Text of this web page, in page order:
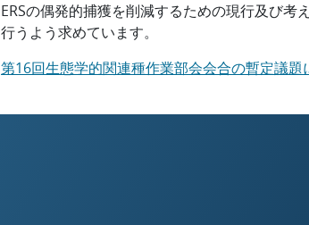
ERSの偶発的捕獲を削減するための現行及び
行うよう求めています。
第16回生態学的関連種作業部会会合の暫定議題